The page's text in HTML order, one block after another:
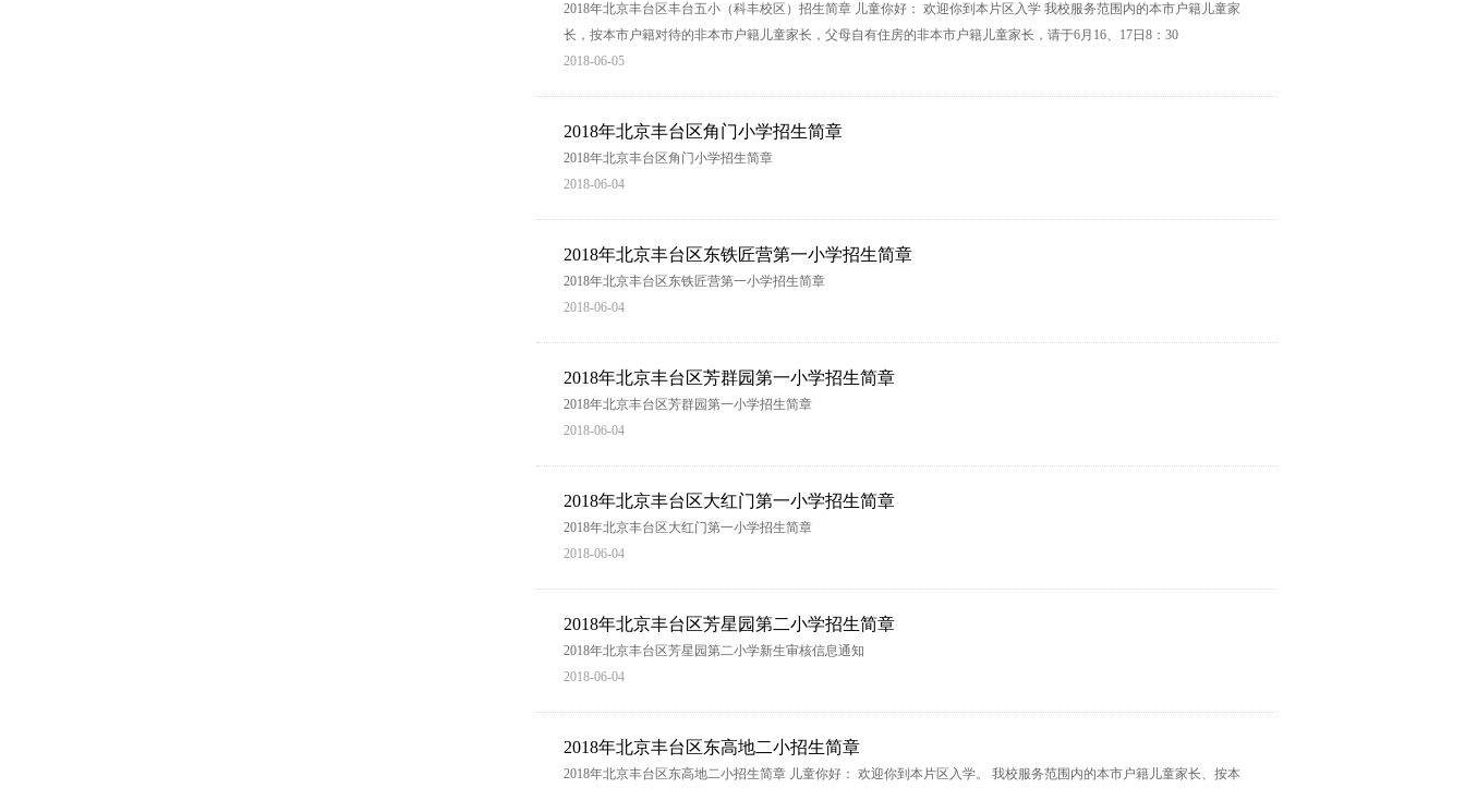
2018年北京丰台区丰台五小（科丰校区）招生简章 儿童你好： 欢迎你到本片区入学 我校服务范围内的本市户籍儿童家
长，按本市户籍对待的非本市户籍儿童家长，父母自有住房的非本市户籍儿童家长，请于6月16、17日8：30
2018-06-05
2018年北京丰台区角门小学招生简章
2018年北京丰台区角门小学招生简章
2018-06-04
2018年北京丰台区东铁匠营第一小学招生简章
2018年北京丰台区东铁匠营第一小学招生简章
2018-06-04
2018年北京丰台区芳群园第一小学招生简章
2018年北京丰台区芳群园第一小学招生简章
2018-06-04
2018年北京丰台区大红门第一小学招生简章
2018年北京丰台区大红门第一小学招生简章
2018-06-04
2018年北京丰台区芳星园第二小学招生简章
2018年北京丰台区芳星园第二小学新生审核信息通知
2018-06-04
2018年北京丰台区东高地二小招生简章
2018年北京丰台区东高地二小招生简章 儿童你好： 欢迎你到本片区入学。 我校服务范围内的本市户籍儿童家长、按本